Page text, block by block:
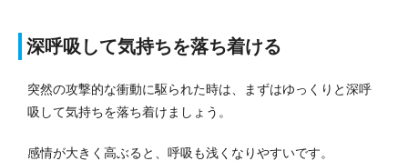
深呼吸して気持ちを落ち着ける
突然の攻撃的な衝動に駆られた時は、まずはゆっくりと深呼
吸して気持ちを落ち着けましょう。
感情が大きく高ぶると、呼吸も浅くなりやすいです。